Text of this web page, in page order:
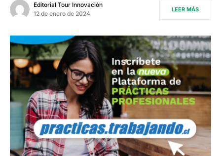
Editorial Tour Innovación
12 de enero de 2024
LEER MÁS